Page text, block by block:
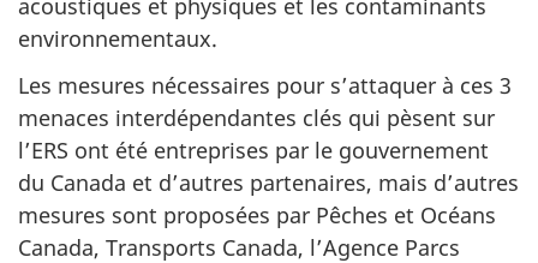
acoustiques et physiques et les contaminants
environnementaux.
Les mesures nécessaires pour s’attaquer à ces 3
menaces interdépendantes clés qui pèsent sur
l’ERS ont été entreprises par le gouvernement
du Canada et d’autres partenaires, mais d’autres
mesures sont proposées par Pêches et Océans
Canada, Transports Canada, l’Agence Parcs